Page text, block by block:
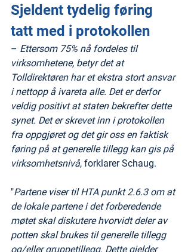
Sjeldent tydelig føring
tatt med i protokollen
– Ettersom 75% nå fordeles til
virksomhetene, betyr det at
Tolldirektøren har et ekstra stort ansvar
i nettopp å ivareta alle. Det er derfor
veldig positivt at staten bekrefter dette
synet. Det er skrevet inn i protokollen
fra oppgjøret og det gir oss en faktisk
føring på at generelle tillegg kan gis på
virksomhetsnivå, forklarer Schaug.
"Partene viser til HTA punkt 2.6.3 om at
de lokale partene i det forberedende
møtet skal diskutere hvorvidt deler av
potten skal brukes til generelle tillegg
og/eller gruppetillegg. Dette gjelder